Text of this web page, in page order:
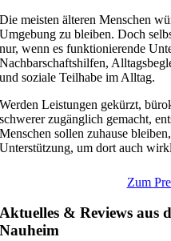
Die meisten älteren Menschen
Umgebung zu bleiben. Doch
nur, wenn es funktionierende
Nachbarschaftshilfen,
und soziale Teilhabe im Alltag.
Werden Leistungen gekürzt,
schwerer zugänglich gemacht,
Menschen sollen zuhause
Unterstützung, um dort auch
Zum
Aktuelles & Reviews aus
Nauheim